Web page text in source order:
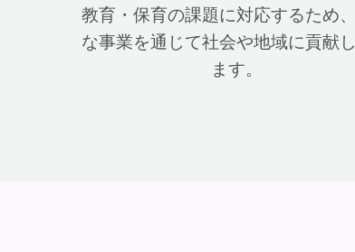
教育・保育の課題に対応するため
な事業を通じて社会や地域に貢献
ます。